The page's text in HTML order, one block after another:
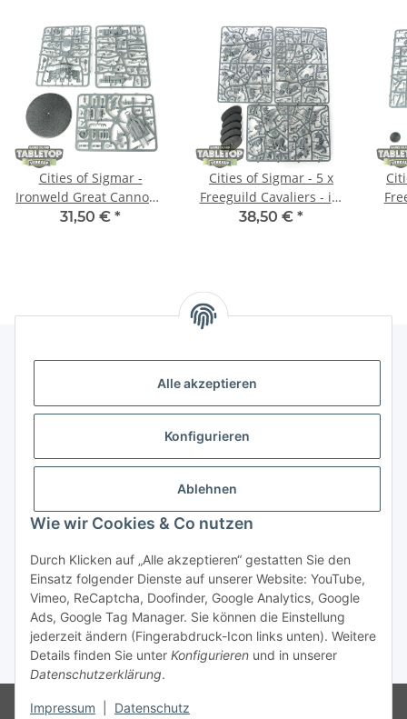
Alle akzeptieren
Konfigurieren
Ablehnen
Wie wir Cookies & Co nutzen
Durch Klicken auf „Alle akzeptieren“ gestatten Sie den
Einsatz folgender Dienste auf unserer Website: YouTube,
Vimeo, ReCaptcha, Doofinder, Google Analytics, Google
Ads, Google Tag Manager. Sie können die Einstellung
jederzeit ändern (Fingerabdruck-Icon links unten). Weitere
Details finden Sie unter Konfigurieren und in unserer
Datenschutzerklärung.
Impressum Datenschutz
Cities of Sigmar -
Ironweld Great Cannon -
im Gussrahmen
31,50 € *
Cities of Sigmar - 5 x
Freeguild Cavaliers - im
Gussrahmen
38,50 € *
Gesetzliche Informationen
Bestellung wiederrufen
* Alle Preise inkl. gesetzlicher USt., zzgl.Versand
Besucherzähler: 75688461